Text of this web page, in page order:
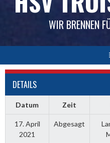
WIR BRENNEN
DETAILS
Datum Zeit
17. April
2021
Abgesagt